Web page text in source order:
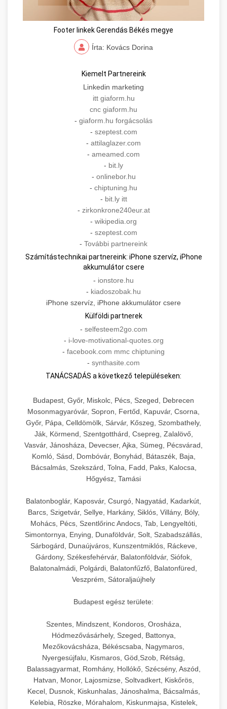
Footer linkek Gerendás Békés megye
Írta: Kovács Dorina
Kiemelt Partnereink
Linkedin marketing
itt giaform.hu
cnc giaform.hu
- giaform.hu forgácsolás
- szeptest.com
- attilaglazer.com
- ameamed.com
- bit.ly
- onlinebor.hu
- chiptuning.hu
- bit.ly itt
- zirkonkrone240eur.at
- wikipedia.org
- szeptest.com
- További partnereink
Számítástechnikai partnereink: iPhone szervíz, iPhone
akkumulátor csere
- ionstore.hu
- kiadoszobak.hu
iPhone szervíz, iPhone akkumulátor csere
Külföldi partnerek
- selfesteem2go.com
- i-love-motivational-quotes.org
- facebook.com mmc chiptuning
- synthasite.com
TANÁCSADÁS a következő településeken:
Budapest, Győr, Miskolc, Pécs, Szeged, Debrecen
Mosonmagyaróvár, Sopron, Fertőd, Kapuvár, Csorna,
Győr, Pápa, Celldömölk, Sárvár, Kőszeg, Szombathely,
Ják, Körmend, Szentgotthárd, Csepreg, Zalalövő,
Vasvár, Jánosháza, Devecser, Ajka, Sümeg, Pécsvárad,
Komló, Sásd, Dombóvár, Bonyhád, Bátaszék, Baja,
Bácsalmás, Szekszárd, Tolna, Fadd, Paks, Kalocsa,
Hőgyész, Tamási
Balatonboglár, Kaposvár, Csurgó, Nagyatád, Kadarkút,
Barcs, Szigetvár, Sellye, Harkány, Siklós, Villány, Bóly,
Mohács, Pécs, Szentlőrinc Andocs, Tab, Lengyeltóti,
Simontornya, Enying, Dunaföldvár, Solt, Szabadszállás,
Sárbogárd, Dunaújváros, Kunszentmiklós, Ráckeve,
Gárdony, Székesfehérvár, Balatonföldvár, Siófok,
Balatonalmádi, Polgárdi, Balatonfűzfő, Balatonfüred,
Veszprém, Sátoraljaújhely
Budapest egész területe:
Szentes, Mindszent, Kondoros, Orosháza,
Hódmezővásárhely, Szeged, Battonya,
Mezőkovácsháza, Békéscsaba, Nagymaros,
Nyergesújfalu, Kismaros, Göd,Szob, Rétság,
Balassagyarmat, Romhány, Hollókő, Szécsény, Aszód,
Hatvan, Monor, Lajosmizse, Soltvadkert, Kiskőrös,
Kecel, Dusnok, Kiskunhalas, Jánoshalma, Bácsalmás,
Kelebia, Röszke, Mórahalom, Kiskunmajsa, Kistelek,